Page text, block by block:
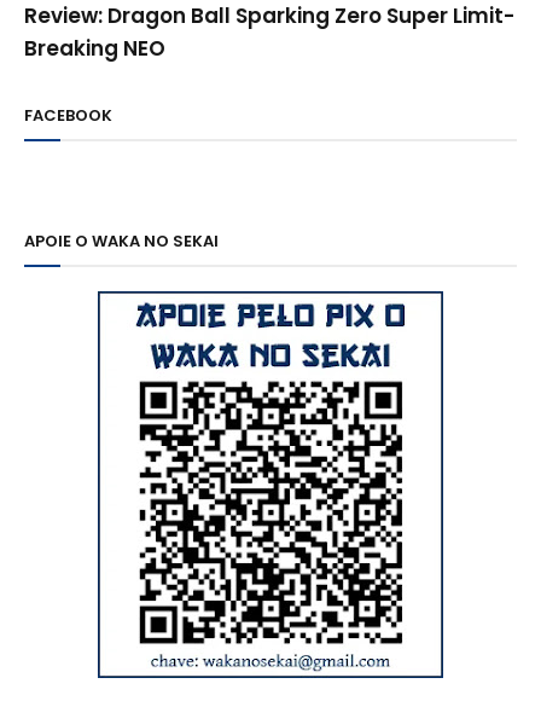
Review: Dragon Ball Sparking Zero Super Limit-
Breaking NEO
FACEBOOK
APOIE O WAKA NO SEKAI